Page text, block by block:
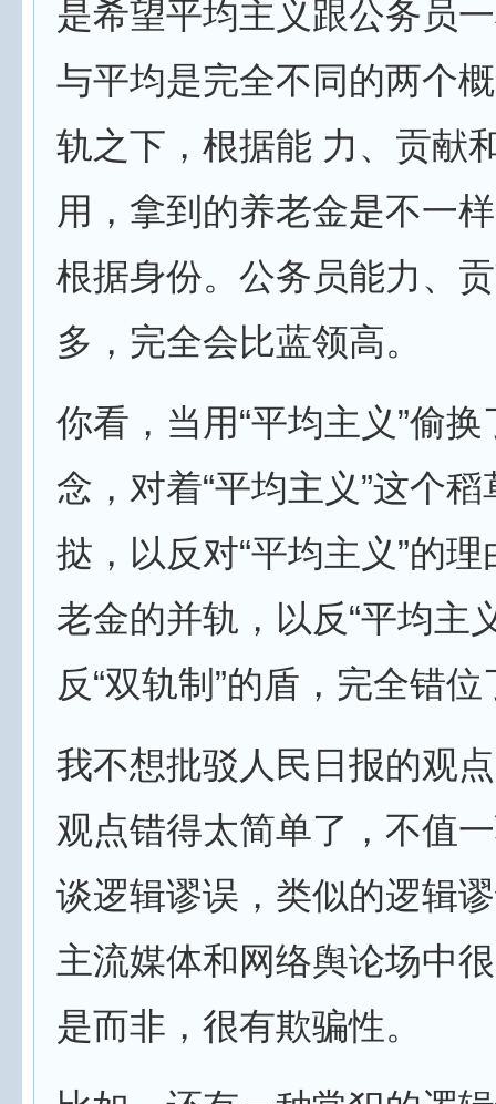
是希望平均主义跟公务员
与平均是完全不同的两个
轨之下，根据能 力、贡献
用，拿到的养老金是不一
根据身份。公务员能力、
多，完全会比蓝领高。
你看，当用“平均主义”偷换
念，对着“平均主义”这个
挞，以反对“平均主义”的
老金的并轨，以反“平均主
反“双轨制”的盾，完全错位
我不想批驳人民日报的观
观点错得太简单了，不值
谈逻辑谬误，类似的逻辑
主流媒体和网络舆论场中
是而非，很有欺骗性。